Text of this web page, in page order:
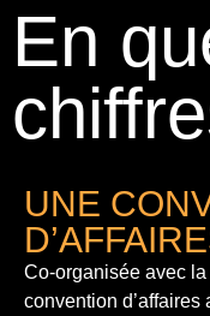
En
UNE
Co-organisée avec
convention